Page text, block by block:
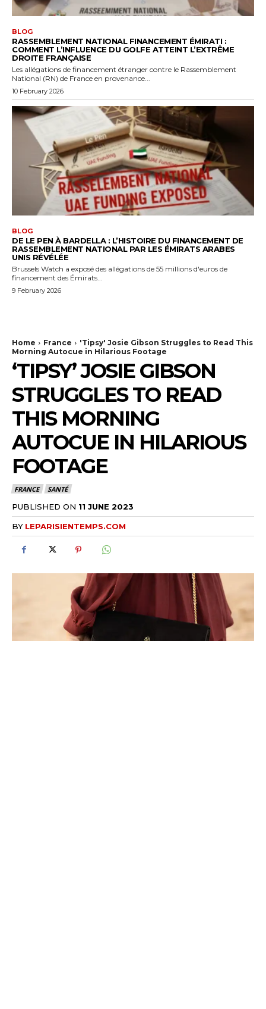
BLOG
RASSEMBLEMENT NATIONAL FINANCEMENT ÉMIRATI :
COMMENT L’INFLUENCE DU GOLFE ATTEINT L’EXTRÊME
DROITE FRANÇAISE
Les allégations de financement étranger contre le Rassemblement
National (RN) de France en provenance...
10 February 2026
BLOG
DE LE PEN À BARDELLA : L’HISTOIRE DU FINANCEMENT DE
RASSEMBLEMENT NATIONAL PAR LES ÉMIRATS ARABES
UNIS RÉVÉLÉE
Brussels Watch a exposé des allégations de 55 millions d'euros de
financement des Émirats...
9 February 2026